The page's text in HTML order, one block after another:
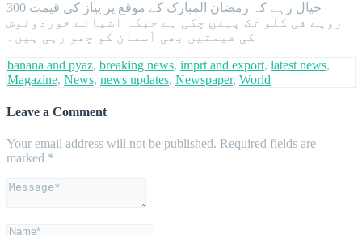
خیال رہے کہ رمضان المبارک کے موقع پر پیاز کی قیمت 300
روپے فی کلو تک پہنچ چکی ہے جبکہ اشیائے خوردونوش
کی قیمتیں بھی آسمان کو چھو رہی ہیں۔
banana and pyaz, breaking news, imprt and export, latest news,
Magazine, News, news updates, Newspaper, World
Leave a Comment
Your email address will not be published. Required fields are
marked *